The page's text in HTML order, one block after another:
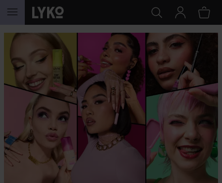
SIIRTYÄ JHK SISÄLTÖÖN